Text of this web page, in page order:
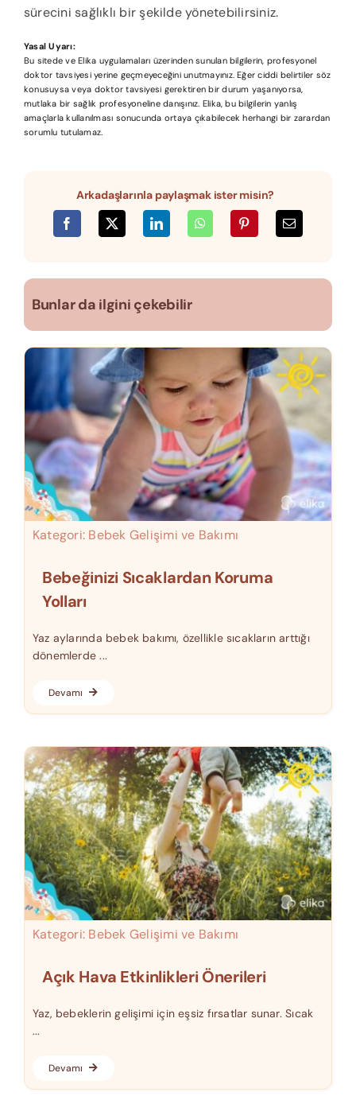
sürecini sağlıklı bir şekilde yönetebilirsiniz.
Yasal Uyarı:
Bu sitede ve Elika uygulamaları üzerinden sunulan bilgilerin, profesyonel
doktor tavsiyesi yerine geçmeyeceğini unutmayınız. Eğer ciddi belirtiler söz
konusuysa veya doktor tavsiyesi gerektiren bir durum yaşanıyorsa,
mutlaka bir sağlık profesyoneline danışınız. Elika, bu bilgilerin yanlış
amaçlarla kullanılması sonucunda ortaya çıkabilecek herhangi bir zarardan
sorumlu tutulamaz.
Arkadaşlarınla paylaşmak ister misin?
Bunlar da ilgini çekebilir
Kategori: Bebek Gelişimi ve Bakımı
Bebeğinizi Sıcaklardan Koruma
Yolları
Yaz aylarında bebek bakımı, özellikle sıcakların arttığı
dönemlerde ...
Devamı
Kategori: Bebek Gelişimi ve Bakımı
Açık Hava Etkinlikleri Önerileri
Yaz, bebeklerin gelişimi için eşsiz fırsatlar sunar. Sıcak
...
Devamı